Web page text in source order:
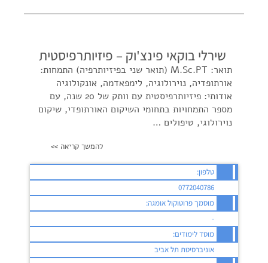
שירלי בוקאי פינצ'וק – פיזיותרפיסטית
תואר: M.Sc.PT (תואר שני בפיזיותרפיה) התמחות:
אורתופדיה, נוירולוגיה, לימפאדמה, אונקולוגיה
אודותי: פיזיותרפיסטית עם וותק של 20 שנה, עם
מספר התמחויות בתחומי השיקום האורתופדי, שיקום
נוירולוגי, טיפולים …
להמשך קריאה >>
טלפון:
0772040786
מוסמך פרוטוקול אומגה:
-
מוסד לימודים:
אוניברסיטת תל אביב